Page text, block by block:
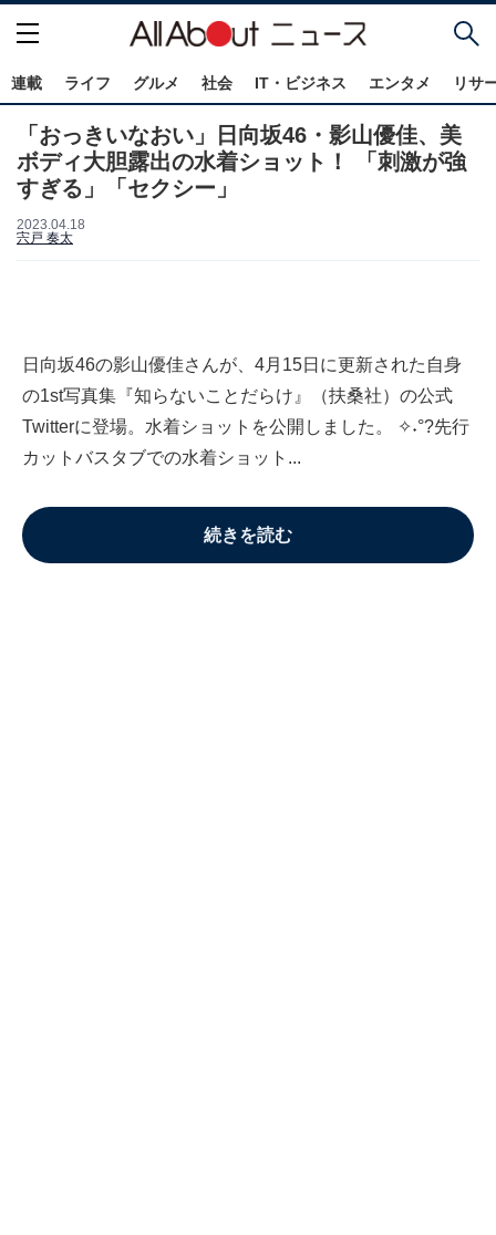
連載 ライフ グルメ 社会 IT・ビジネス エンタメ リサ
「おっきいなおい」日向坂46・影山優佳、美
ボディ大胆露出の水着ショット！ 「刺激が強
すぎる」「セクシー」
2023.04.18
宍戸 奏太
日向坂46の影山優佳さんが、4月15日に更新された自身
の1st写真集『知らないことだらけ』（扶桑社）の公式
Twitterに登場。水着ショットを公開しました。 ✧˖°?先行
カットバスタブでの水着ショット...
続きを読む